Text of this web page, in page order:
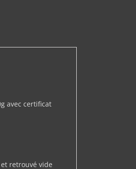
avec certificat
retrouvé vide